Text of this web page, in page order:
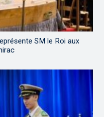
SM le Roi aux